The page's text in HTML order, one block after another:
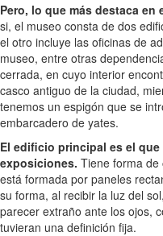
Pero, lo que más destaca
si, el museo consta de dos
el otro incluye las oficinas de
museo, entre otras
cerrada, en cuyo interior
casco antiguo de la ciudad,
tenemos un espigón que se
embarcadero de yates.
El edificio principal es el
exposiciones. Tiene forma de
está formada por paneles
su forma, al recibir la luz del
parecer extraño ante los ojos,
tuvieran una definición fija.